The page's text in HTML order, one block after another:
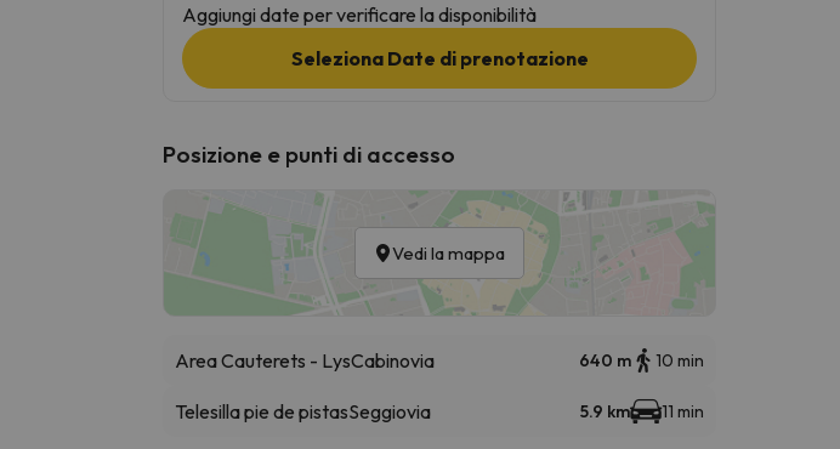
Aggiungi date per verificare la disponibilità
Seleziona Date di prenotazione
Posizione e punti di accesso
Vedi la mappa
Area Cauterets - LysCabinovia 640 m 10 min
Telesilla pie de pistasSeggiovia 5.9 km 11 min